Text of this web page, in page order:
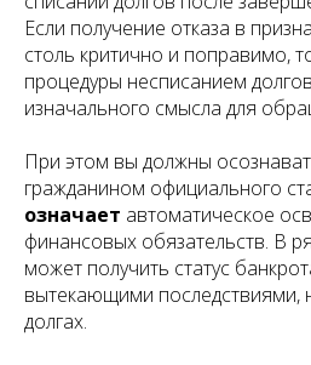
Если получение отказа в
столь критично и поправимо,
процедуры несписанием
изначального смысла для
При этом вы должны
гражданином официального
означает автоматическое
финансовых обязательств. В
может получить статус
вытекающими последствиями,
долгах.